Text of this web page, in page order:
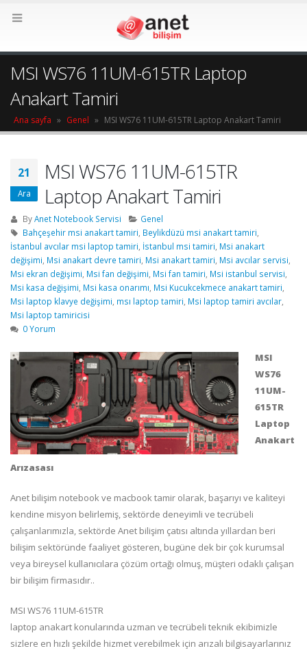
MSI WS76 11UM-615TR Laptop
Anakart Tamiri
Ana sayfa » Genel » MSI WS76 11UM-615TR Laptop Anakart Tamiri
21
Ara
MSI WS76 11UM-615TR
Laptop Anakart Tamiri
ByAnet Notebook Servisi
Genel
Bahçeşehir msi anakart tamiri Beylikdüzü msi anakart tamiri
İstanbul avcılar msi laptop tamiri İstanbul msi tamiri Msi anakart
değişimi Msi anakart devre tamiri Msi anakart tamiri Msi avcılar servisi
Msi ekran değişimi Msi fan değişimi Msi fan tamiri Msi istanbul servisi
Msi kasa değişimi Msi kasa onarımı Msi Kucukcekmece anakart tamiri
Msi laptop klavye değişimi msı laptop tamiri Msi laptop tamiri avcılar
Msi laptop tamiricisi
0 Yorum
MSI
WS76
11UM-
615TR
Laptop
Anakart
Arızasası
Anet bilişim notebook ve macbook tamir olarak, başarıyı ve kaliteyi
kendine misyon belirlemiş, sektörde deneyimli ve tecrübeli
çalışanlarımızla, sektörde Anet bilişim çatısı altında yıllardan beri
bilişim sektöründe faaliyet gösteren, bugüne dek bir çok kurumsal
veya bireysel kullanıcılara çözüm ortağı olmuş, müşteri odaklı çalışan
bir bilişim firmasıdır..
MSI WS76 11UM-615TR
laptop anakart konularında uzman ve tecrübeli teknik ekibimizle
sizlere en hızlı şekilde hizmet verebilmek için arızalı bilgisayarlarınız